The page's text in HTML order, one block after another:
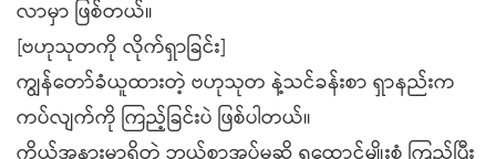
လာမှာ ဖြစ်တယ်။
[ဗဟုသုတကို လိုက်ရှာခြင်း]
ကျွန်တော်ခံယူထားတဲ့ ဗဟုသုတ နဲ့သင်ခန်းစာ ရှာနည်းက
ကပ်လျက်ကို ကြည့်ခြင်းပဲ ဖြစ်ပါတယ်။